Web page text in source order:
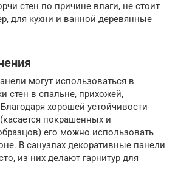
стен по причине влаги, не стоит
для кухни и ванной деревянные
могут использоваться в
стен в спальне, прихожей,
хорошей устойчивости
покрашенных и
его можно использовать
В санузлах декоративные панели
из них делают гарнитур для